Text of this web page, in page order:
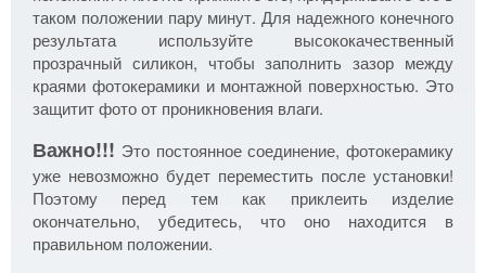
таком положении пару минут. Для надежного конечного
результата используйте высококачественный
прозрачный силикон, чтобы заполнить зазор между
краями фотокерамики и монтажной поверхностью. Это
защитит фото от проникновения влаги.
Важно!!! Это постоянное соединение, фотокерамику
уже невозможно будет переместить после установки!
Поэтому перед тем как приклеить изделие
окончательно, убедитесь, что оно находится в
правильном положении.